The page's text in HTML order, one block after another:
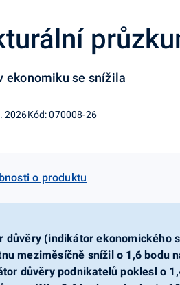
ekonomiku se snížila
2026Kód: 070008-26
o produktu
důvěry (indikátor ekonomického
meziměsíčně snížil o 1,6 bodu
důvěry podnikatelů poklesl o